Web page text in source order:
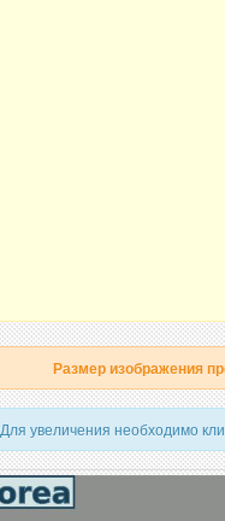
Размер изображения
Для увеличения необходимо